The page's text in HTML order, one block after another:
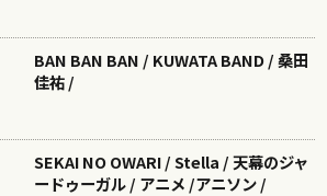
BAN BAN BAN / KUWATA BAND / 桑田
佳祐 /
SEKAI NO OWARI / Stella / 天幕のジャ
ードゥーガル / アニメ /アニソン /